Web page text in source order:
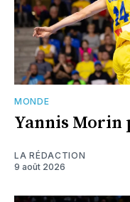
MONDE
Yannis Morin
LA RÉDACTION
9 août 2026